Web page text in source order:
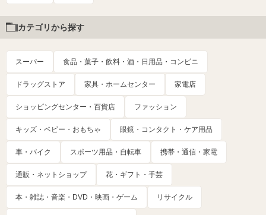
カテゴリから探す
スーパー 食品・菓子・飲料・酒・日用品・コンビニ
ドラッグストア 家具・ホームセンター 家電店
ショッピングセンター・百貨店 ファッション
キッズ・ベビー・おもちゃ 眼鏡・コンタクト・ケア用品
車・バイク スポーツ用品・自転車 携帯・通信・家電
通販・ネットショップ 花・ギフト・手芸
本・雑誌・音楽・DVD・映画・ゲーム リサイクル